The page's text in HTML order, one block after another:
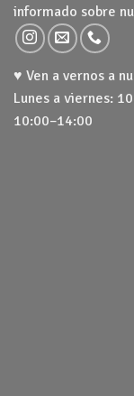
informado sobre
♥ Ven a vernos a
Lunes a viernes:
10:00–14:00